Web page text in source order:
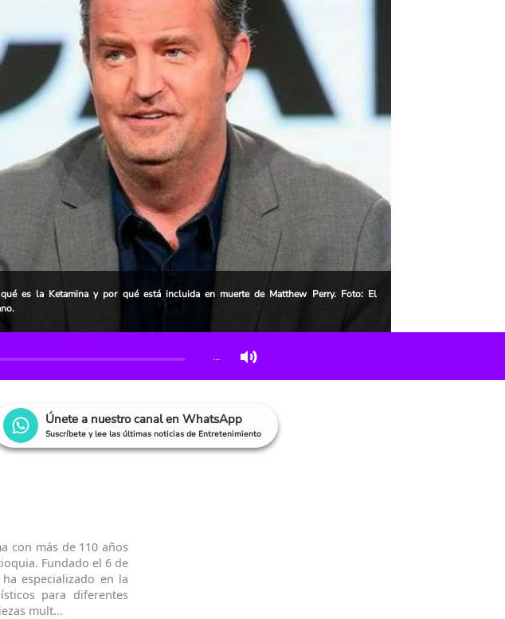
es la Ketamina y por qué está incluida en muerte de Matthew Perry. Foto: El
…
Únete a nuestro canal en WhatsApp
Suscríbete y lee las últimas noticias de Entretenimiento
con más de 110 años
Fundado el 6 de
especializado en la
para diferentes
mult...